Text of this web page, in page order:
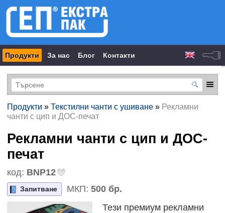
Продукти За нас Блог Контакти
Продукти » Текстилни чанти с ушиване» Рекламни
чанти с цип и ДОС-печат
Рекламни чанти с цип и ДОС-
печат
код: BNP12
Запитване МКП: 500 бр.
Тези премиум рекламни